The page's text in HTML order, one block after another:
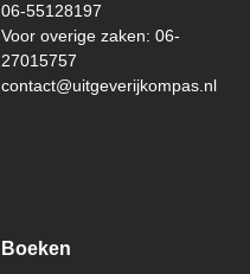
06-55128197
Voor overige zaken: 06-
27015757
contact@uitgeverijkompas.nl
Boeken